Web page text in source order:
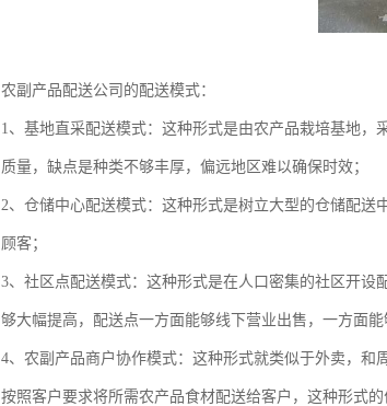
农副产品配送公司的配送模式：
1、基地直采配送模式：这种形式是由农产品栽培基地
质量，缺点是种类不够丰厚，偏远地区难以确保时效；
2、仓储中心配送模式：这种形式是树立大型的仓储配
顾客；
3、社区点配送模式：这种形式是在人口密集的社区开
够大幅提高，配送点一方面能够线下营业出售，一方面能
4、农副产品商户协作模式：这种形式就类似于外卖，
按照客户要求将所需农产品食材配送给客户，这种形式的